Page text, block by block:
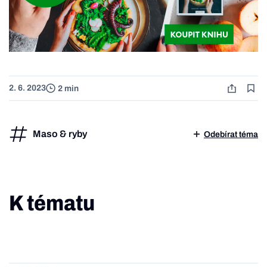
2. 6. 2023 2 min
Maso & ryby Odebírat téma
K tématu